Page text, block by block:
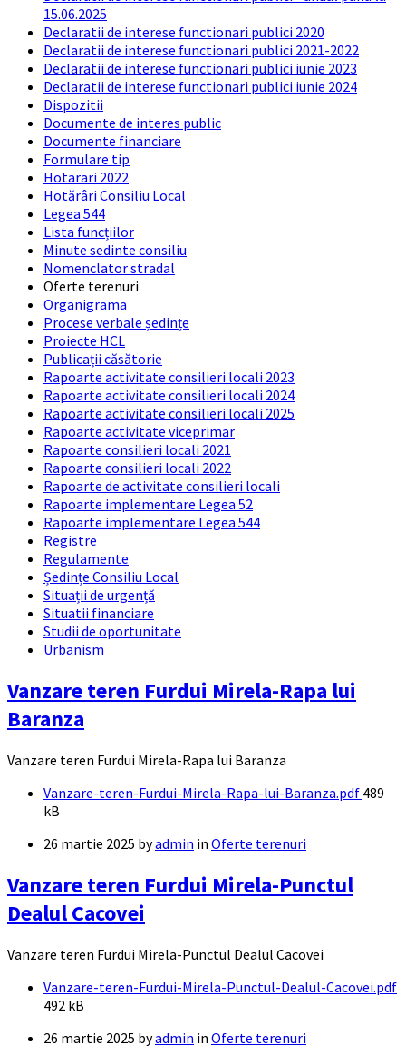
15.06.2025
Declaratii de interese functionari publici 2020
Declaratii de interese functionari publici 2021-2022
Declaratii de interese functionari publici iunie 2023
Declaratii de interese functionari publici iunie 2024
Dispozitii
Documente de interes public
Documente financiare
Formulare tip
Hotarari 2022
Hotărâri Consiliu Local
Legea 544
Lista funcțiilor
Minute sedinte consiliu
Nomenclator stradal
Oferte terenuri
Organigrama
Procese verbale ședințe
Proiecte HCL
Publicații căsătorie
Rapoarte activitate consilieri locali 2023
Rapoarte activitate consilieri locali 2024
Rapoarte activitate consilieri locali 2025
Rapoarte activitate viceprimar
Rapoarte consilieri locali 2021
Rapoarte consilieri locali 2022
Rapoarte de activitate consilieri locali
Rapoarte implementare Legea 52
Rapoarte implementare Legea 544
Registre
Regulamente
Ședințe Consiliu Local
Situații de urgență
Situatii financiare
Studii de oportunitate
Urbanism
Vanzare teren Furdui Mirela-Rapa lui
Baranza
Vanzare teren Furdui Mirela-Rapa lui Baranza
Documente
Vanzare-teren-Furdui-Mirela-Rapa-lui-Baranza.pdf File
489
kB
26 martie 2025 byadmin in Oferte terenuri
Vanzare teren Furdui Mirela-Punctul
Dealul Cacovei
Vanzare teren Furdui Mirela-Punctul Dealul Cacovei
Documente
Vanzare-teren-Furdui-Mirela-Punctul-Dealul-Cacovei.pdf
File
492 kB
26 martie 2025 byadmin in Oferte terenuri